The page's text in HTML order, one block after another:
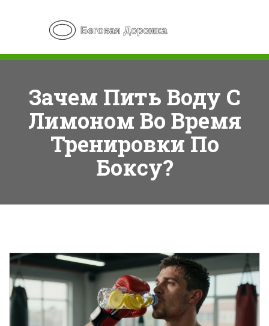
Зачем Пить Воду С
Лимоном Во Время
Тренировки По
Боксу?